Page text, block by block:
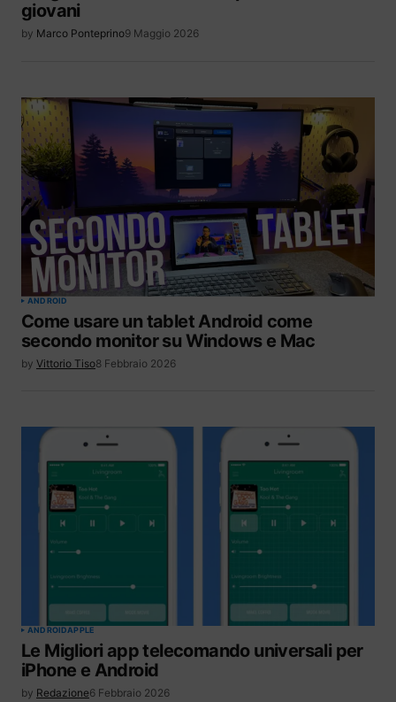
giovani
by Marco Ponteprino9 Maggio 2026
ANDROID
Come usare un tablet Android come
secondo monitor su Windows e Mac
by Vittorio Tiso8 Febbraio 2026
ANDROIDAPPLE
Le Migliori app telecomando universali per
iPhone e Android
by Redazione6 Febbraio 2026